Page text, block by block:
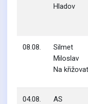
Hladov
08.08.
Silmet
Miloslav
Na
04.08.
AS